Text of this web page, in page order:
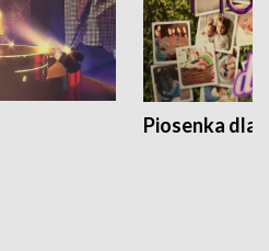
Piosenka dla